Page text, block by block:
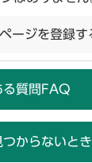
ージを登録す
る質問FAQ
からないと